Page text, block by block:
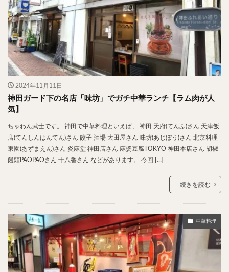
2024年11月11日
神田ガード下の名店「味坊」でガチ中華ランチ【ラム肉が人
気】
ちゃわん武士です。 神田で中華料理といえば、 神田 天府(てんふ)さん 天津飯
店(てんしんはんてん)さん 餃子 酒場 大田屋さん 味坊(あじぼう)さん 北京料理
東園(あずまえん)さん 炎麻堂 神田店さん 麻婆豆腐TOKYO 神田本店さん 胡椒
饅頭PAOPAOさん 十八番さん などがあります。 今回 […]
続きを読む
中華料理